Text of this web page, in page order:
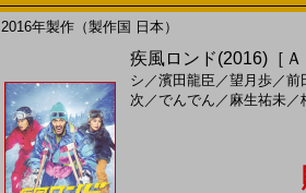
2016年製作（製作国 日本）
疾風ロンド(2016)［
シ ／濱田龍臣 ／望月歩／前
次 ／でんでん ／ 麻生祐未 ／